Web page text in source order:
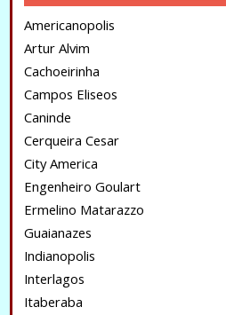
Americanopolis
Artur Alvim
Cachoeirinha
Campos Eliseos
Caninde
Cerqueira Cesar
City America
Engenheiro Goulart
Ermelino Matarazzo
Guaianazes
Indianopolis
Interlagos
Itaberaba